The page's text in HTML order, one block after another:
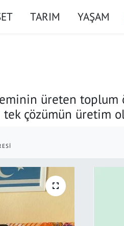
TARIM YAŞAM
üreten
tek çözümün üretim